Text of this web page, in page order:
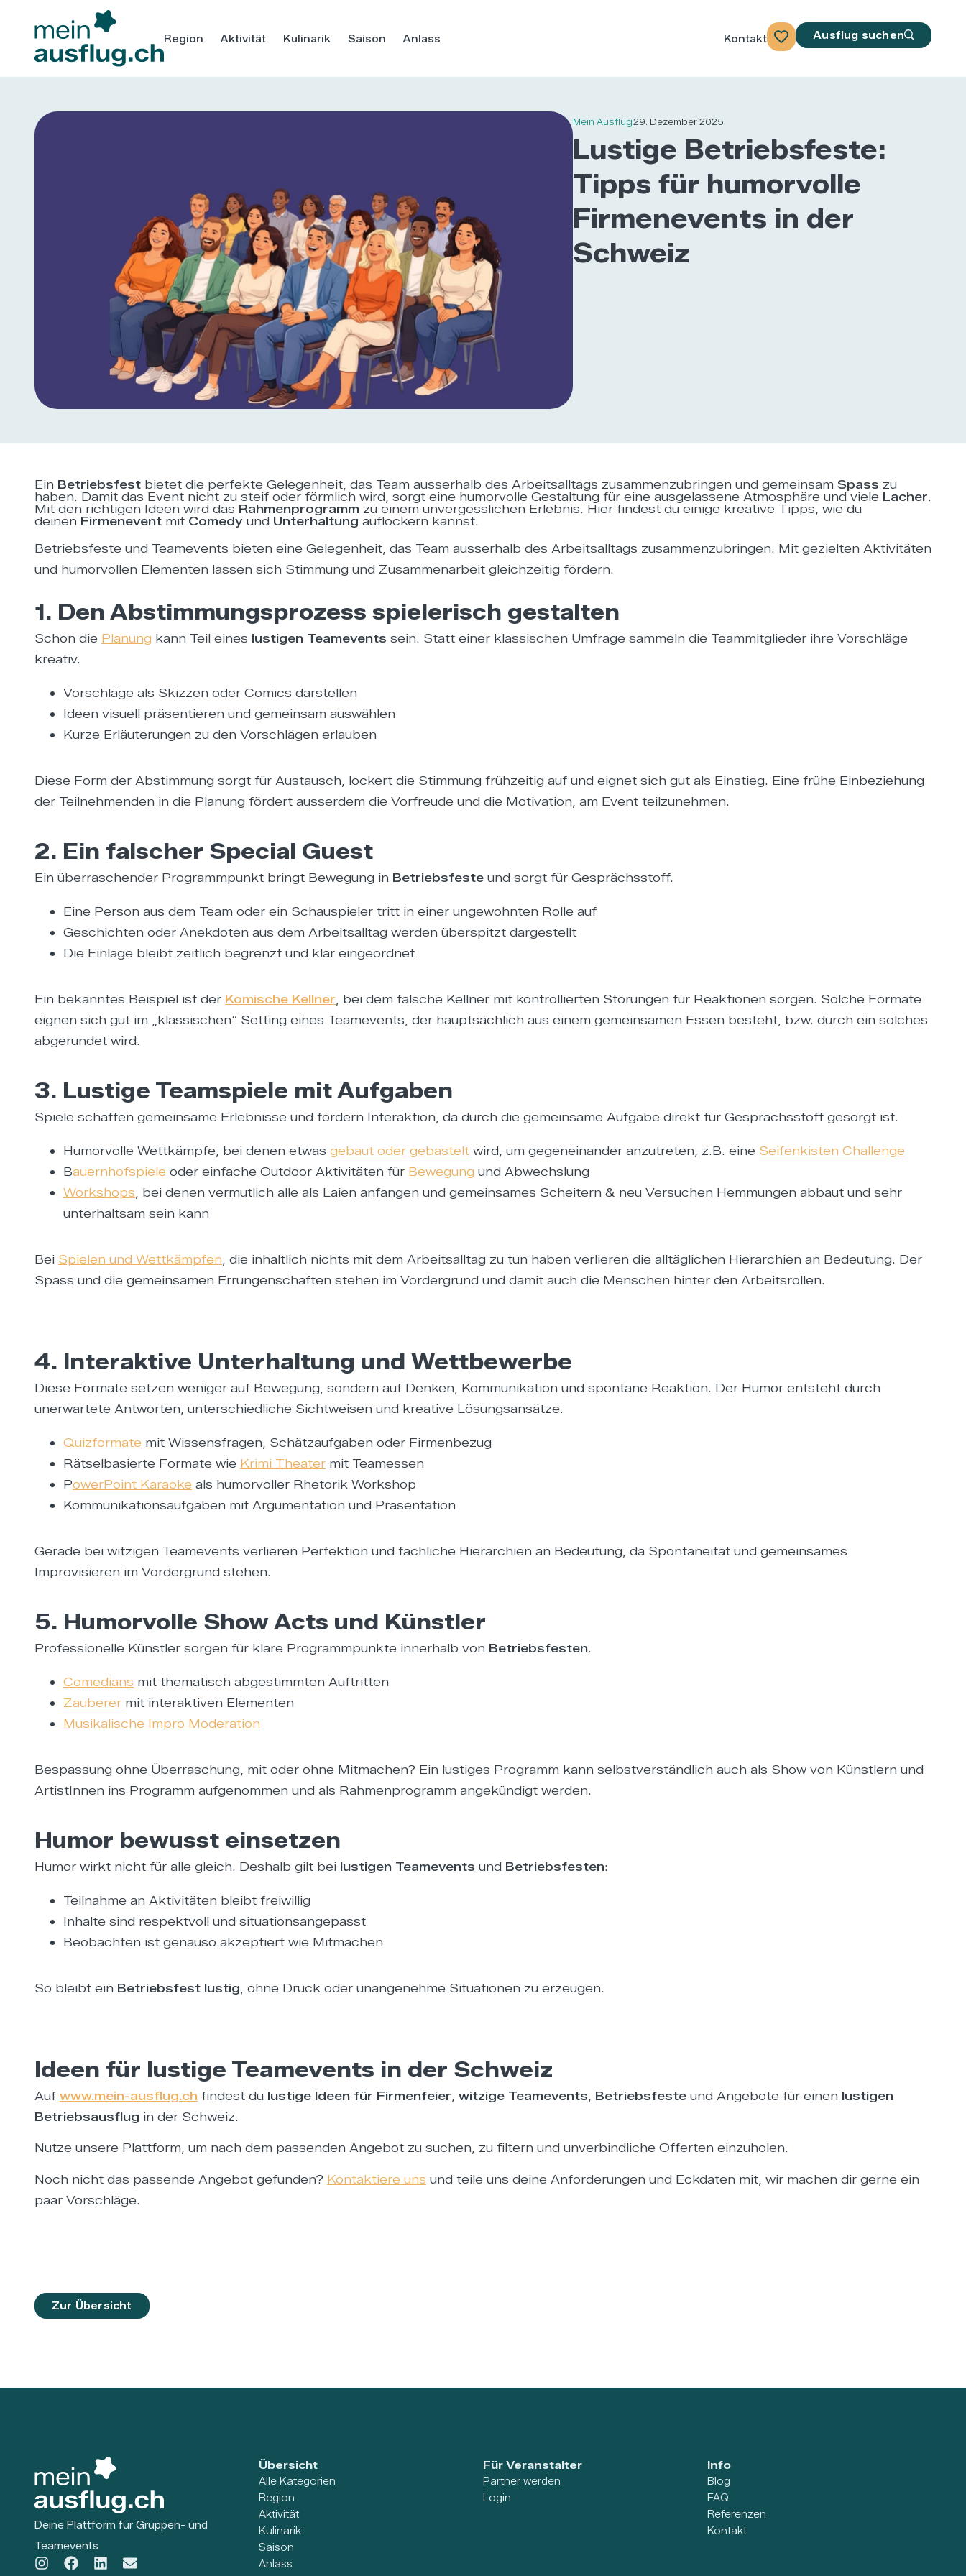
Region Aktivität Kulinarik Saison Anlass Kontakt Ausflug suchen
Mein Ausflug29. Dezember 2025
Lustige Betriebsfeste:
Tipps für humorvolle
Firmenevents in der
Schweiz
Ein Betriebsfest bietet die perfekte Gelegenheit, das Team ausserhalb des Arbeitsalltags zusammenzubringen und gemeinsam Spass zu
haben. Damit das Event nicht zu steif oder förmlich wird, sorgt eine humorvolle Gestaltung für eine ausgelassene Atmosphäre und viele Lacher.
Mit den richtigen Ideen wird das Rahmenprogramm zu einem unvergesslichen Erlebnis. Hier findest du einige kreative Tipps, wie du
deinen Firmenevent mit Comedy und Unterhaltung auflockern kannst.
Betriebsfeste und Teamevents bieten eine Gelegenheit, das Team ausserhalb des Arbeitsalltags zusammenzubringen. Mit gezielten Aktivitäten
und humorvollen Elementen lassen sich Stimmung und Zusammenarbeit gleichzeitig fördern.
1. Den Abstimmungsprozess spielerisch gestalten
Schon die Planung kann Teil eines lustigen Teamevents sein. Statt einer klassischen Umfrage sammeln die Teammitglieder ihre Vorschläge
kreativ.
Vorschläge als Skizzen oder Comics darstellen
Ideen visuell präsentieren und gemeinsam auswählen
Kurze Erläuterungen zu den Vorschlägen erlauben
Diese Form der Abstimmung sorgt für Austausch, lockert die Stimmung frühzeitig auf und eignet sich gut als Einstieg. Eine frühe Einbeziehung
der Teilnehmenden in die Planung fördert ausserdem die Vorfreude und die Motivation, am Event teilzunehmen.
2. Ein falscher Special Guest
Ein überraschender Programmpunkt bringt Bewegung in Betriebsfeste und sorgt für Gesprächsstoff.
Eine Person aus dem Team oder ein Schauspieler tritt in einer ungewohnten Rolle auf
Geschichten oder Anekdoten aus dem Arbeitsalltag werden überspitzt dargestellt
Die Einlage bleibt zeitlich begrenzt und klar eingeordnet
Ein bekanntes Beispiel ist der Komische Kellner , bei dem falsche Kellner mit kontrollierten Störungen für Reaktionen sorgen. Solche Formate
eignen sich gut im „klassischen“ Setting eines Teamevents, der hauptsächlich aus einem gemeinsamen Essen besteht, bzw. durch ein solches
abgerundet wird.
3. Lustige Teamspiele mit Aufgaben
Spiele schaffen gemeinsame Erlebnisse und fördern Interaktion, da durch die gemeinsame Aufgabe direkt für Gesprächsstoff gesorgt ist.
Humorvolle Wettkämpfe, bei denen etwas gebaut oder gebastelt wird, um gegeneinander anzutreten, z.B. eine Seifenkisten Challenge
Bauernhofspiele oder einfache Outdoor Aktivitäten für Bewegung und Abwechslung
Workshops , bei denen vermutlich alle als Laien anfangen und gemeinsames Scheitern & neu Versuchen Hemmungen abbaut und sehr
unterhaltsam sein kann
Bei Spielen und Wettkämpfen, die inhaltlich nichts mit dem Arbeitsalltag zu tun haben verlieren die alltäglichen Hierarchien an Bedeutung. Der
Spass und die gemeinsamen Errungenschaften stehen im Vordergrund und damit auch die Menschen hinter den Arbeitsrollen.
4. Interaktive Unterhaltung und Wettbewerbe
Diese Formate setzen weniger auf Bewegung, sondern auf Denken, Kommunikation und spontane Reaktion. Der Humor entsteht durch
unerwartete Antworten, unterschiedliche Sichtweisen und kreative Lösungsansätze.
Quizformate mit Wissensfragen, Schätzaufgaben oder Firmenbezug
Rätselbasierte Formate wie Krimi Theater mit Teamessen
PowerPoint Karaoke als humorvoller Rhetorik Workshop
Kommunikationsaufgaben mit Argumentation und Präsentation
Gerade bei witzigen Teamevents verlieren Perfektion und fachliche Hierarchien an Bedeutung, da Spontaneität und gemeinsames
Improvisieren im Vordergrund stehen.
5. Humorvolle Show Acts und Künstler
Professionelle Künstler sorgen für klare Programmpunkte innerhalb von Betriebsfesten.
Comedians mit thematisch abgestimmten Auftritten
Zauberer mit interaktiven Elementen
Musikalische Impro Moderation
Bespassung ohne Überraschung, mit oder ohne Mitmachen? Ein lustiges Programm kann selbstverständlich auch als Show von Künstlern und
ArtistInnen ins Programm aufgenommen und als Rahmenprogramm angekündigt werden.
Humor bewusst einsetzen
Humor wirkt nicht für alle gleich. Deshalb gilt bei lustigen Teamevents und Betriebsfesten:
Teilnahme an Aktivitäten bleibt freiwillig
Inhalte sind respektvoll und situationsangepasst
Beobachten ist genauso akzeptiert wie Mitmachen
So bleibt ein Betriebsfest lustig , ohne Druck oder unangenehme Situationen zu erzeugen.
Ideen für lustige Teamevents in der Schweiz
Auf www.mein-ausflug.ch findest du lustige Ideen für Firmenfeier witzige Teamevents Betriebsfeste und Angebote für einen lustigen
Betriebsausflug in der Schweiz.
Nutze unsere Plattform, um nach dem passenden Angebot zu suchen, zu filtern und unverbindliche Offerten einzuholen.
Noch nicht das passende Angebot gefunden? Kontaktiere uns und teile uns deine Anforderungen und Eckdaten mit, wir machen dir gerne ein
paar Vorschläge.
Zur Übersicht
Deine Plattform für Gruppen- und
Teamevents
Übersicht
Alle Kategorien
Region
Aktivität
Kulinarik
Saison
Anlass
Für Veranstalter
Partner werden
Login
Info
Blog
FAQ
Referenzen
Kontakt